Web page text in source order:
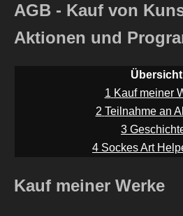
AGB - Kauf von
Aktionen und
Übersicht
1 Kauf meiner
2 Teilnahme an
3
4 Sockes Art
Kauf meiner Werke